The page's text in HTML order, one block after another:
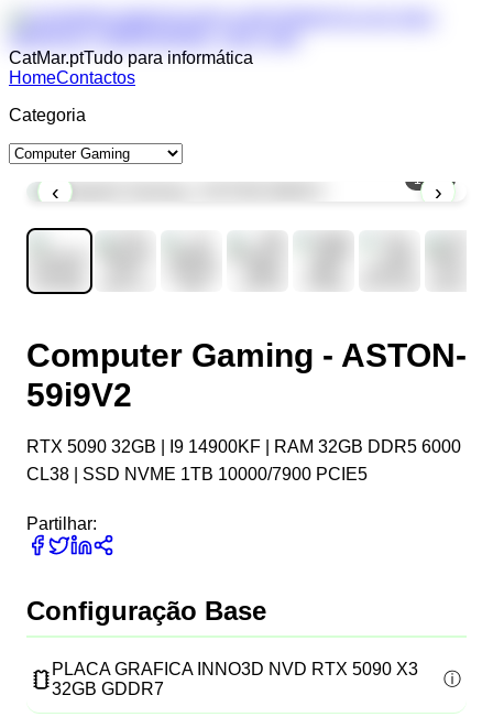
CatMar.ptTudo para informática
HomeContactos
Categoria
‹ ›
1/
Computer Gaming - ASTON-
59i9V2
RTX 5090 32GB | I9 14900KF | RAM 32GB DDR5 6000
CL38 | SSD NVME 1TB 10000/7900 PCIE5
Partilhar:
Configuração Base
PLACA GRAFICA INNO3D NVD RTX 5090 X3
32GB GDDR7